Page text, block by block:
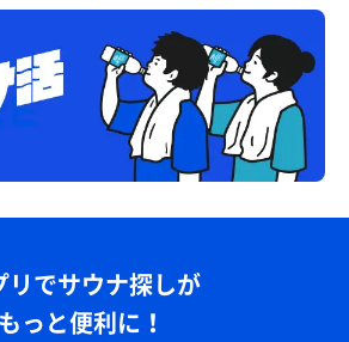
リでサウナ探しが
もっと便利に！